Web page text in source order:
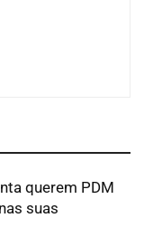
querem PDM
suas